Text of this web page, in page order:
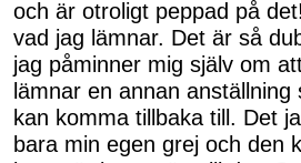
och är otroligt peppad på
vad jag lämnar. Det är så
jag påminner mig själv om
lämnar en annan
kan komma tillbaka till. Det
bara min egen grej och den